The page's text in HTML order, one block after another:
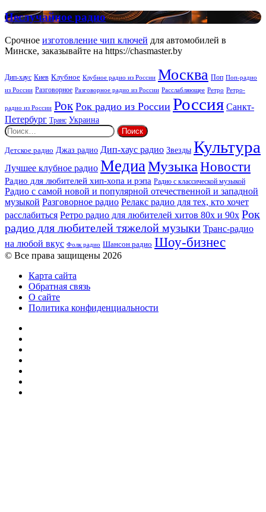
New
Rock
Неслучайное
радио
Неслучайное радио
Срочное изготовление чип ключей для автомобилей в
Минске, заказывайте на https://chasmaster.by
Дип-хаус Киев Клубное Клубное радио из России Москва Поп Поп-радио
из России Разговорное Разговорное радио из России Расслабляющее Ретро Ретро-
радио из России Рок Рок радио из России Россия Санкт-
Петербург Транс Украина
Найти:
Детское радио Джаз радио Дип-хаус радио Звезды Культура
Лучшее клубное радио МедиаМузыкаНовости
Радио для любителей хип-хопа и рэпа Радио с классической музыкой
Радио с самой новой и популярной отечественной и западной
музыкой Разговорное радио Релакс радио для тех, кто хочет
расслабиться Ретро радио для любителей хитов 80х и 90х Рок
радио для любителей тяжелой музыки Транс-радио
на любой вкус Фолк радио Шансон радио Шоу-бизнес
© Все права защищены 2026
Карта сайта
Обратная связь
О сайте
Политика конфиденциальности